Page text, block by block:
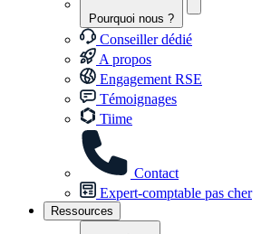
Pourquoi nous ?
Conseiller dédié
A propos
Engagement RSE
Témoignages
Tiime
Contact
Expert-comptable pas cher
Ressources